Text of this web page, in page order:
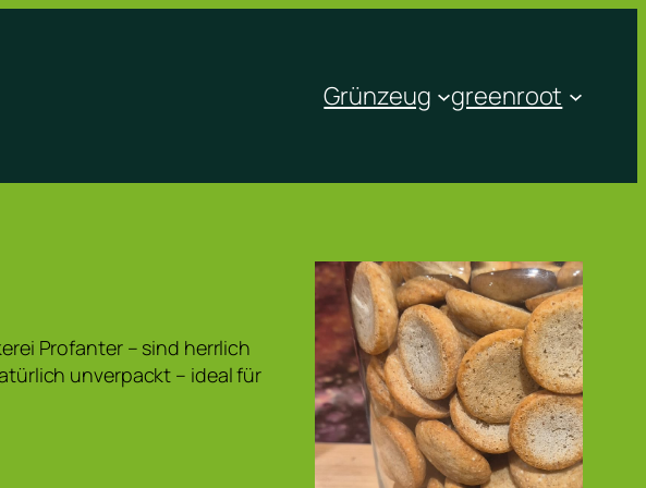
Grünzeug greenroot
Profanter – sind herrlich
unverpackt – ideal für